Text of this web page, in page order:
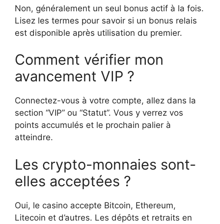
Non, généralement un seul bonus actif à la fois.
Lisez les termes pour savoir si un bonus relais
est disponible après utilisation du premier.
Comment vérifier mon
avancement VIP ?
Connectez-vous à votre compte, allez dans la
section “VIP” ou “Statut”. Vous y verrez vos
points accumulés et le prochain palier à
atteindre.
Les crypto-monnaies sont-
elles acceptées ?
Oui, le casino accepte Bitcoin, Ethereum,
Litecoin et d’autres. Les dépôts et retraits en